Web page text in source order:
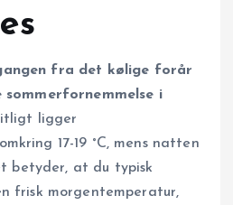
fra det kølige forår
i
ligger
17-19 °C, mens natten
betyder, at du typisk
frisk morgentemperatur,